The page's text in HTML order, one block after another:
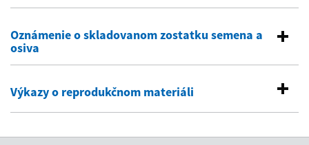
Oznámenie o skladovanom zostatku semena a
osiva
Výkazy o reprodukčnom materiáli